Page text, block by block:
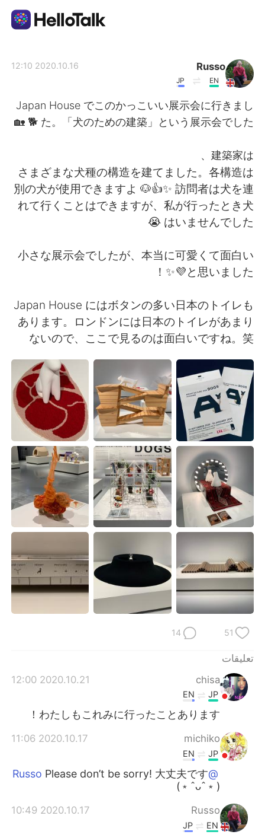
العربية
English 简体中文
繁體中文 Español
Русский ไทย
Indonesia Italiano
Türkçe Tiếng Việt
Português
Russo
EN
JP
2020.10.16 12:10
Japan House でこのかっこいい展示会に行きまし
た。「犬のための建築」という展示会でした 🐕 🏡
建築家は、
さまざまな犬種の構造を建てました。各構造は
別の犬が使用できますよ 🐶👍✨ 訪問者は犬を連
れて行くことはできますが、私が行ったとき犬
はいませんでした 😭
小さな展示会でしたが、本当に可愛くて面白い
と思いました💜✨！
Japan House にはボタンの多い日本のトイレも
あります。ロンドンには日本のトイレがあまり
ないので、ここで見るのは面白いですね。笑
51
14
تعليقات
chisa
2020.10.21 12:00
JP
EN
わたしもこれみに行ったことあります！
michiko
2020.10.17 11:06
JP
EN
@Russo
Please don’t be sorry! 大丈夫です
(﹡ˆᴗˆ﹡)
Russo
2020.10.17 10:49
EN
JP